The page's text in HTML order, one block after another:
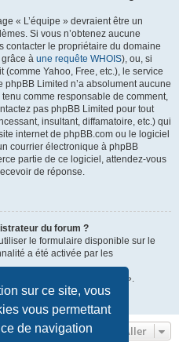
sur ce site, vous
vous permettant
de navigation
« L’équipe » devraient être un
Si vous n’obtenez aucune
contacter le propriétaire du domaine
à une requête WHOIS), ou, si
Yahoo, Free, etc.), le service
Limited n’a absolument aucune
comme responsable de comment,
pas phpBB Limited pour tout
insultant, diffamatoire, etc.) qui
internet de phpBB.com ou le logiciel
courrier électronique à phpBB
partie de ce logiciel, attendez-vous
de réponse.
du forum ?
le formulaire disponible sur le
a été activée par les
utiliser le lien « L’équipe ».
Aller